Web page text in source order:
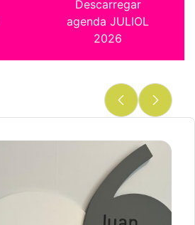
Descarregar
agenda JULIOL
2026